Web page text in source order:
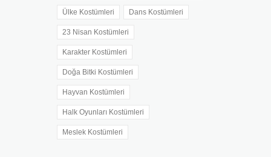
Ülke Kostümleri Dans Kostümleri
23 Nisan Kostümleri
Karakter Kostümleri
Doğa Bitki Kostümleri
Hayvan Kostümleri
Halk Oyunları Kostümleri
Meslek Kostümleri